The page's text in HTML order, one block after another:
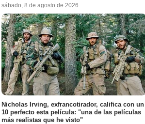
sábado, 8 de agosto de 2026
Nicholas Irving, exfrancotirador, califica con un
10 perfecto esta película: "una de las películas
más realistas que he visto"